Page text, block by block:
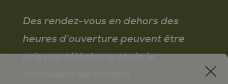
Des rendez-vous en dehors des
heures d’ouverture peuvent être
pris par téléphone et via le
x